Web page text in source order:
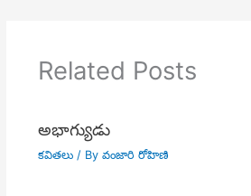
Related Posts
అభాగ్యుడు
కవితలు/ By వంజారి రోహిణి